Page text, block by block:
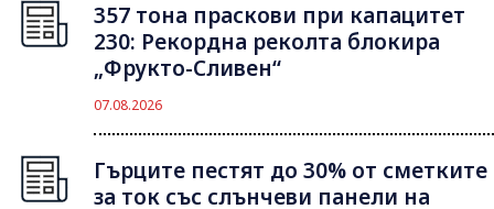
357 тона праскови при капацитет
230: Рекордна реколта блокира
„Фрукто-Сливен“
07.08.2026
Гърците пестят до 30% от сметките
за ток със слънчеви панели на